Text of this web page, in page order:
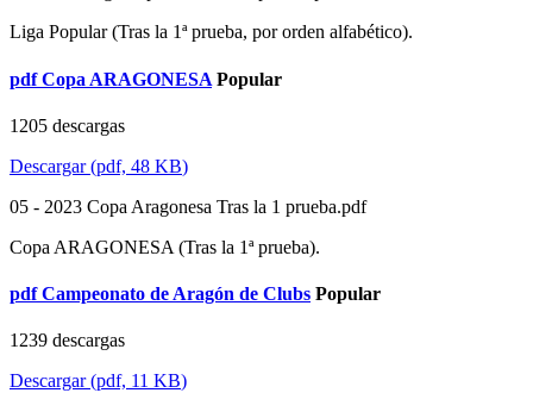
Liga Popular (Tras la 1ª prueba, por orden alfabético).
pdf Copa ARAGONESA Popular
1205 descargas
Descargar(pdf, 48 KB)
05 - 2023 Copa Aragonesa Tras la 1 prueba.pdf
Copa ARAGONESA (Tras la 1ª prueba).
pdf Campeonato de Aragón de Clubs Popular
1239 descargas
Descargar(pdf, 11 KB)